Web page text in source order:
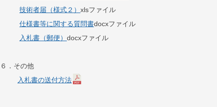
技術者届（様式２） xlsファイル
仕様書等に関する質問書docxファイル
入札書（郵便） docxファイル
６．その他
入札書の送付方法